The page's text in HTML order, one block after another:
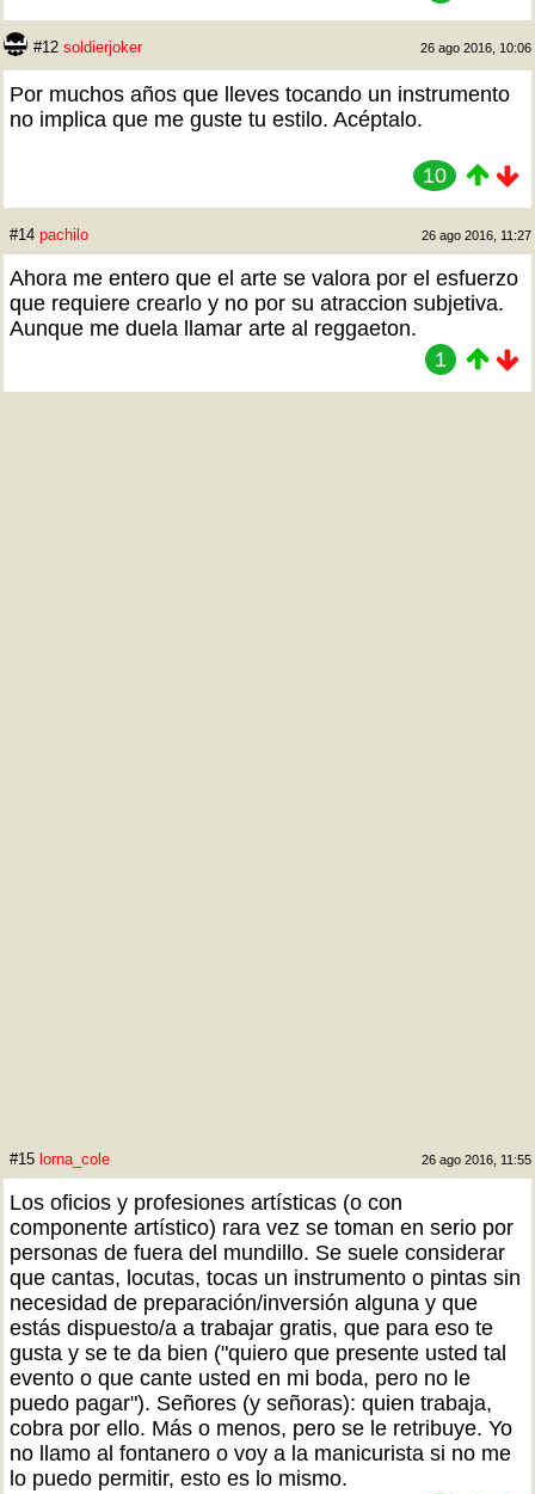
#12 soldierjoker 26 ago 2016, 10:06
Por muchos años que lleves tocando un instrumento
no implica que me guste tu estilo. Acéptalo.
10
#14 pachilo 26 ago 2016, 11:27
Ahora me entero que el arte se valora por el esfuerzo
que requiere crearlo y no por su atraccion subjetiva.
Aunque me duela llamar arte al reggaeton.
1
#15 lorna_cole 26 ago 2016, 11:55
Los oficios y profesiones artísticas (o con
componente artístico) rara vez se toman en serio por
personas de fuera del mundillo. Se suele considerar
que cantas, locutas, tocas un instrumento o pintas sin
necesidad de preparación/inversión alguna y que
estás dispuesto/a a trabajar gratis, que para eso te
gusta y se te da bien ("quiero que presente usted tal
evento o que cante usted en mi boda, pero no le
puedo pagar"). Señores (y señoras): quien trabaja,
cobra por ello. Más o menos, pero se le retribuye. Yo
no llamo al fontanero o voy a la manicurista si no me
lo puedo permitir, esto es lo mismo.